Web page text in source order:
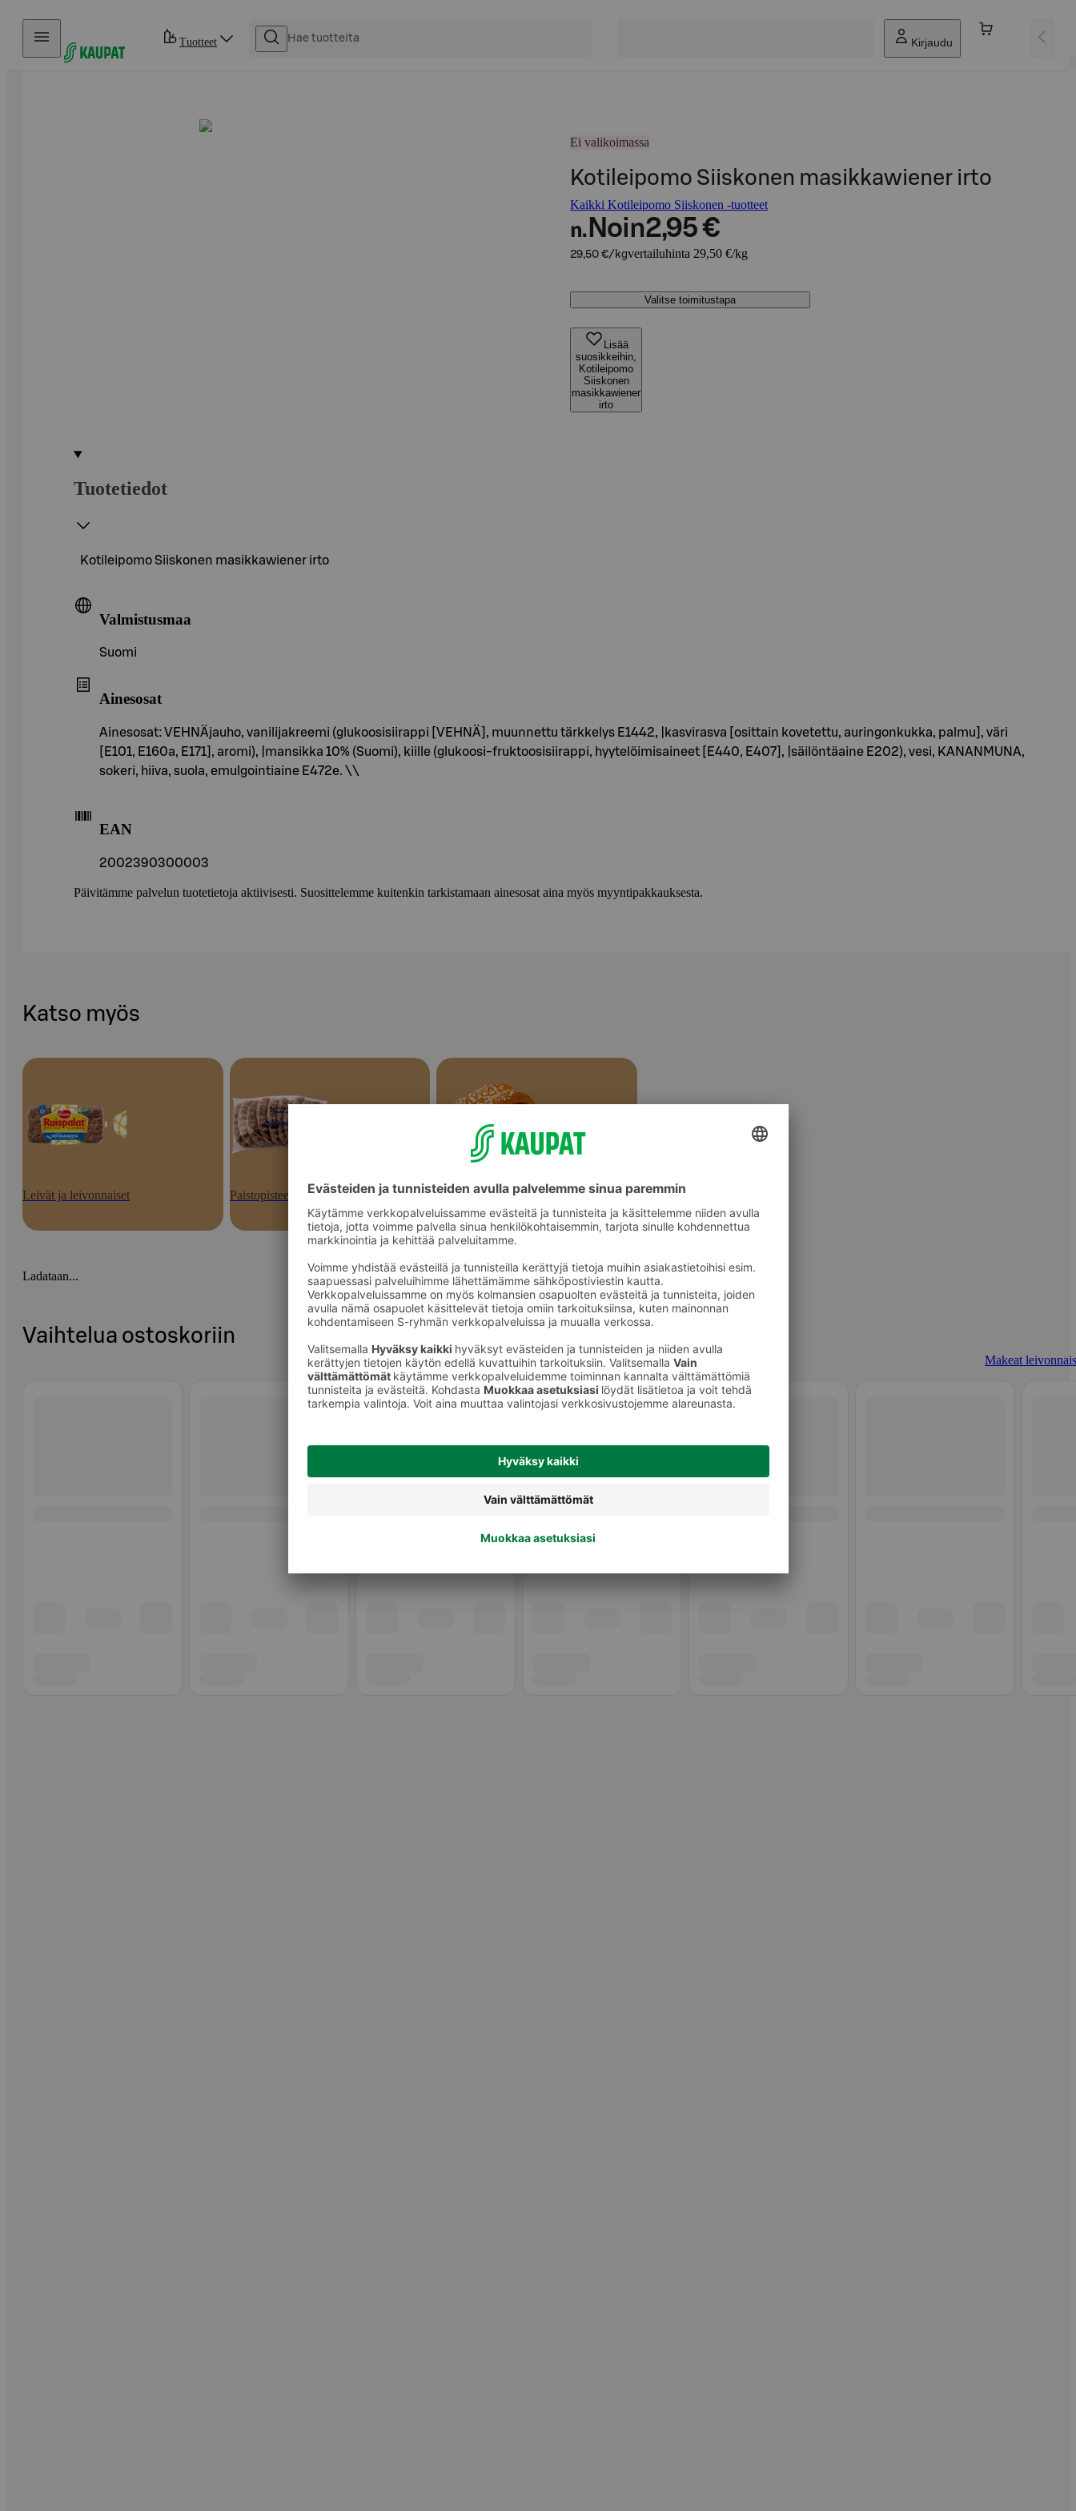
Hyppää sisältöön
Tuotteet Kirjaudu
Ei valikoimassa
Kotileipomo Siiskonen masikkawiener irto
Kaikki Kotileipomo Siiskonen -tuotteet
n. Noin2,95 €
29,50 €/kgvertailuhinta 29,50 €/kg
Valitse toimitustapa
Lisää
suosikkeihin,
Kotileipomo
Siiskonen
masikkawiener
irto
Tuotetiedot
Kotileipomo Siiskonen masikkawiener irto
Valmistusmaa
Suomi
Ainesosat
Ainesosat: VEHNÄjauho, vanilijakreemi (glukoosisiirappi [VEHNÄ], muunnettu tärkkelys E1442, |kasvirasva [osittain kovetettu, auringonkukka, palmu], väri
[E101, E160a, E171], aromi), |mansikka 10% (Suomi), kiille (glukoosi-fruktoosisiirappi, hyytelöimisaineet [E440, E407], |säilöntäaine E202), vesi, KANANMUNA,
sokeri, hiiva, suola, emulgointiaine E472e. \\
EAN
2002390300003
Päivitämme palvelun tuotetietoja aktiivisesti. Suosittelemme kuitenkin tarkistamaan ainesosat aina myös myyntipakkauksesta.
Katso myös
Leivät ja leivonnaiset Paistopisteen tuotteet Makeat leivonnaiset
Ladataan...
Vaihtelua ostoskoriin
Makeat